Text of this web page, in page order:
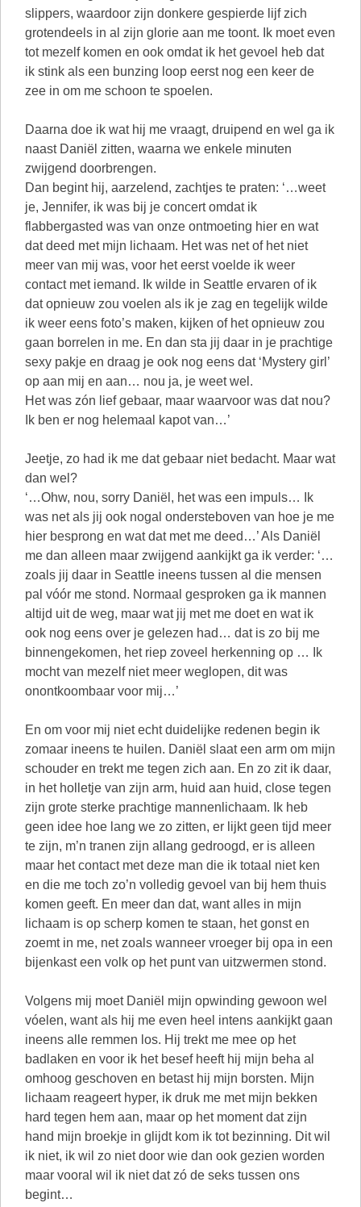
slippers, waardoor zijn donkere gespierde lijf zich
grotendeels in al zijn glorie aan me toont. Ik moet even
tot mezelf komen en ook omdat ik het gevoel heb dat
ik stink als een bunzing loop eerst nog een keer de
zee in om me schoon te spoelen.
Daarna doe ik wat hij me vraagt, druipend en wel ga ik
naast Daniël zitten, waarna we enkele minuten
zwijgend doorbrengen.
Dan begint hij, aarzelend, zachtjes te praten: ‘…weet
je, Jennifer, ik was bij je concert omdat ik
flabbergasted was van onze ontmoeting hier en wat
dat deed met mijn lichaam. Het was net of het niet
meer van mij was, voor het eerst voelde ik weer
contact met iemand. Ik wilde in Seattle ervaren of ik
dat opnieuw zou voelen als ik je zag en tegelijk wilde
ik weer eens foto’s maken, kijken of het opnieuw zou
gaan borrelen in me. En dan sta jij daar in je prachtige
sexy pakje en draag je ook nog eens dat ‘Mystery girl’
op aan mij en aan… nou ja, je weet wel.
Het was zón lief gebaar, maar waarvoor was dat nou?
Ik ben er nog helemaal kapot van…’
Jeetje, zo had ik me dat gebaar niet bedacht. Maar wat
dan wel?
‘…Ohw, nou, sorry Daniël, het was een impuls… Ik
was net als jij ook nogal ondersteboven van hoe je me
hier besprong en wat dat met me deed…’ Als Daniël
me dan alleen maar zwijgend aankijkt ga ik verder: ‘…
zoals jij daar in Seattle ineens tussen al die mensen
pal vóór me stond. Normaal gesproken ga ik mannen
altijd uit de weg, maar wat jij met me doet en wat ik
ook nog eens over je gelezen had… dat is zo bij me
binnengekomen, het riep zoveel herkenning op … Ik
mocht van mezelf niet meer weglopen, dit was
onontkoombaar voor mij…’
En om voor mij niet echt duidelijke redenen begin ik
zomaar ineens te huilen. Daniël slaat een arm om mijn
schouder en trekt me tegen zich aan. En zo zit ik daar,
in het holletje van zijn arm, huid aan huid, close tegen
zijn grote sterke prachtige mannenlichaam. Ik heb
geen idee hoe lang we zo zitten, er lijkt geen tijd meer
te zijn, m’n tranen zijn allang gedroogd, er is alleen
maar het contact met deze man die ik totaal niet ken
en die me toch zo’n volledig gevoel van bij hem thuis
komen geeft. En meer dan dat, want alles in mijn
lichaam is op scherp komen te staan, het gonst en
zoemt in me, net zoals wanneer vroeger bij opa in een
bijenkast een volk op het punt van uitzwermen stond.
Volgens mij moet Daniël mijn opwinding gewoon wel
vóelen, want als hij me even heel intens aankijkt gaan
ineens alle remmen los. Hij trekt me mee op het
badlaken en voor ik het besef heeft hij mijn beha al
omhoog geschoven en betast hij mijn borsten. Mijn
lichaam reageert hyper, ik druk me met mijn bekken
hard tegen hem aan, maar op het moment dat zijn
hand mijn broekje in glijdt kom ik tot bezinning. Dit wil
ik niet, ik wil zo niet door wie dan ook gezien worden
maar vooral wil ik niet dat zó de seks tussen ons
begint…